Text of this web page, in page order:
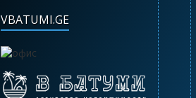
VBATUMI.GE